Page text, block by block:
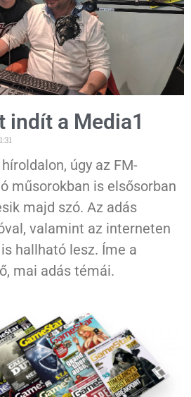
indít a Media1
úgy az FM-
műsorokban is elsősorban
majd szó. Az adás
valamint az interneten
hallható lesz. Íme a
mai adás témái.